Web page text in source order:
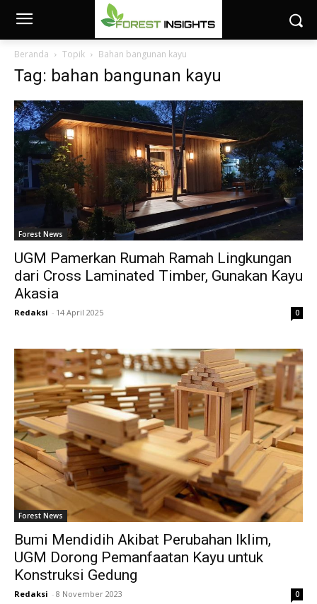
Beranda Topik Bahan bangunan kayu
Tag: bahan bangunan kayu
Forest News
UGM Pamerkan Rumah Ramah Lingkungan
dari Cross Laminated Timber, Gunakan Kayu
Akasia
Redaksi - 14 April 2025 0
Forest News
Bumi Mendidih Akibat Perubahan Iklim,
UGM Dorong Pemanfaatan Kayu untuk
Konstruksi Gedung
Redaksi - 8 November 2023 0